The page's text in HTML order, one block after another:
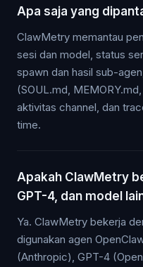
Apa saja yang
ClawMetry memantau
sesi dan model, status
spawn dan hasil sub-
(SOUL.md,
aktivitas channel, dan
time.
Apakah ClawMetry
GPT-4, dan model
Ya. ClawMetry bekerja
digunakan agen
(Anthropic), GPT-4